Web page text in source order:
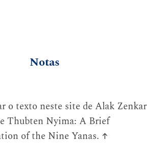
Notas
o texto neste site de Alak Zenkar
Thubten Nyima: A Brief
of the Nine Yanas. ↑